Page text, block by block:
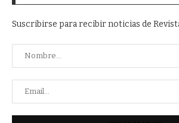
Suscribirse para recibir noticias de